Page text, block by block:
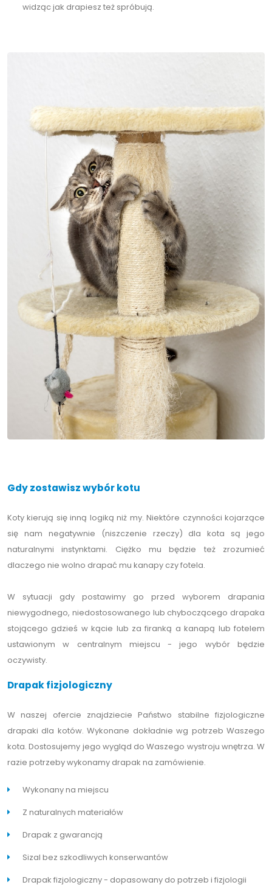
widząc jak drapiesz też spróbują.
Gdy zostawisz wybór kotu
Koty kierują się inną logiką niż my. Niektóre czynności kojarzące
się nam negatywnie (niszczenie rzeczy) dla kota są jego
naturalnymi instynktami. Ciężko mu będzie też zrozumieć
dlaczego nie wolno drapać mu kanapy czy fotela.
W sytuacji gdy postawimy go przed wyborem drapania
niewygodnego, niedostosowanego lub chyboczącego drapaka
stojącego gdzieś w kącie lub za firanką a kanapą lub fotelem
ustawionym w centralnym miejscu - jego wybór będzie
oczywisty.
Drapak fizjologiczny
W naszej ofercie znajdziecie Państwo stabilne fizjologiczne
drapaki dla kotów. Wykonane dokładnie wg potrzeb Waszego
kota. Dostosujemy jego wygląd do Waszego wystroju wnętrza. W
razie potrzeby wykonamy drapak na zamówienie.
Wykonany na miejscu
Z naturalnych materiałów
Drapak z gwarancją
Sizal bez szkodliwych konserwantów
Drapak fizjologiczny - dopasowany do potrzeb i fizjologii